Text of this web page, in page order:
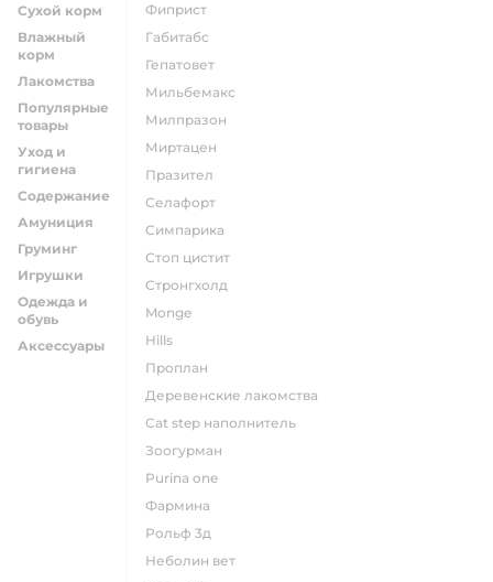
Сухой корм
Влажный
корм
Лакомства
Популярные
товары
Уход и
гигиена
Содержание
Амуниция
Груминг
Игрушки
Одежда и
обувь
Аксессуары
фиприст
габитабс
гепатовет
мильбемакс
милпразон
миртацен
празител
селафорт
симпарика
стоп цистит
стронгхолд
monge
hills
проплан
деревенские лакомства
cat step наполнитель
зоогурман
purina one
фармина
рольф 3д
неболин вет